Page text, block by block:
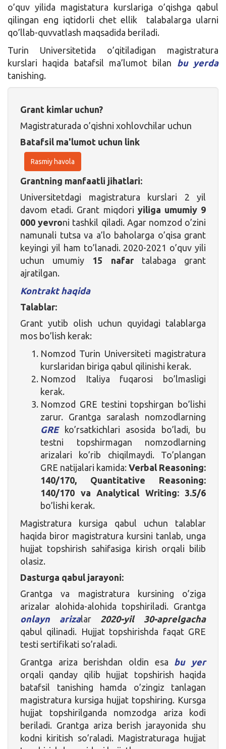
o’quv yilida magistatura kurslariga o’qishga qabul
qilingan eng iqtidorli chet ellik talabalarga ularni
qo’llab-quvvatlash maqsadida beriladi.
Turin Universitetida o’qitiladigan magistratura
kurslari haqida batafsil ma’lumot bilan
bu yerda
tanishing.
Grant kimlar uchun?
Magistraturada o’qishni xohlovchilar uchun
Batafsil ma'lumot uchun link
Rasmiy havola
Grantning manfaatli jihatlari:
Universitetdagi magistratura kurslari 2 yil
davom etadi. Grant miqdori yiliga umumiy 9
000 yevroni tashkil qiladi. Agar nomzod o’zini
namunali tutsa va a’lo baholarga o’qisa grant
keyingi yil ham to’lanadi. 2020-2021 o’quv yili
uchun umumiy 15 nafartalabaga grant
ajratilgan.
Kontrakt haqida
Talablar:
Grant yutib olish uchun quyidagi talablarga
mos bo’lish kerak:
Nomzod Turin Universiteti magistratura
kurslaridan biriga qabul qilinishi kerak.
Nomzod Italiya fuqarosi bo’lmasligi
kerak.
Nomzod GRE testini topshirgan bo’lishi
zarur. Grantga saralash nomzodlarning
GRE
ko’rsatkichlari asosida bo’ladi, bu
testni topshirmagan nomzodlarning
arizalari ko’rib chiqilmaydi. To’plangan
GRE natijalari kamida: Verbal Reasoning:
140/170, Quantitative Reasoning:
140/170 va Analytical Writing: 3.5/6
bo’lishi kerak.
Magistratura kursiga qabul uchun talablar
haqida biror magistratura kursini tanlab, unga
hujjat topshirish sahifasiga kirish orqali bilib
olasiz.
Dasturga qabul jarayoni:
Grantga va magistratura kursining o’ziga
arizalar alohida-alohida topshiriladi. Grantga
onlayn arizalar 2020-yil 30-aprelgacha
qabul qilinadi. Hujjat topshirishda faqat GRE
testi sertifikati so’raladi.
Grantga ariza berishdan oldin esa bu yer
orqali qanday qilib hujjat topshirish haqida
batafsil tanishing hamda o’zingiz tanlagan
magistratura kursiga hujjat topshiring. Kursga
hujjat topshirilganda nomzodga ariza kodi
beriladi. Grantga ariza berish jarayonida shu
kodni kiritish so’raladi. Magistraturaga hujjat